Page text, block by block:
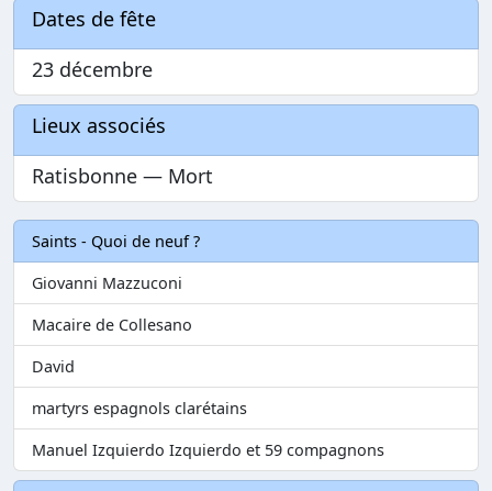
Dates de fête
23 décembre
Lieux associés
Ratisbonne — Mort
Saints - Quoi de neuf ?
Giovanni Mazzuconi
Macaire de Collesano
David
martyrs espagnols clarétains
Manuel Izquierdo Izquierdo et 59 compagnons